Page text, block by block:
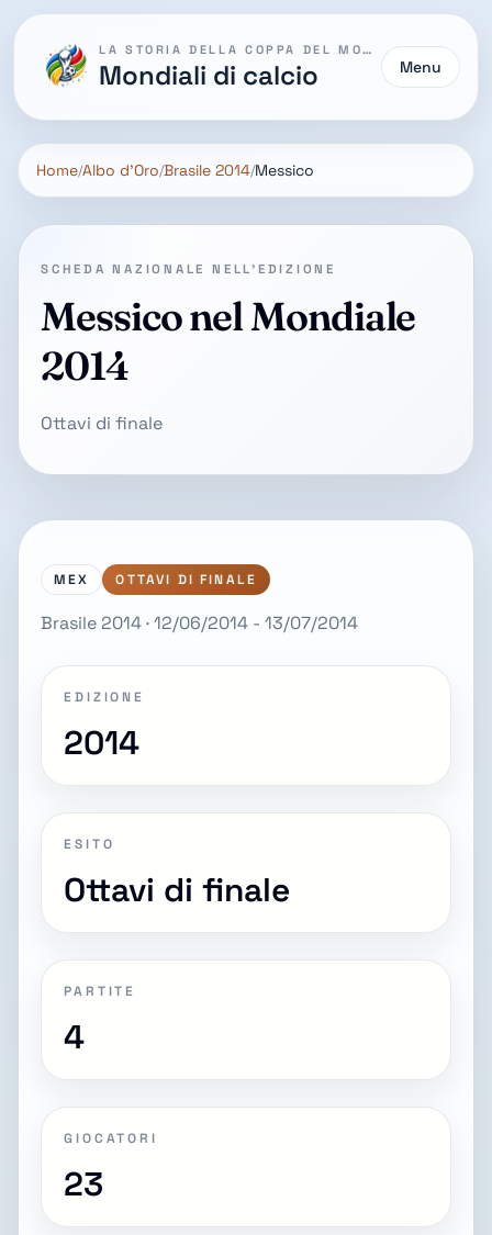
LA STORIA DELLA COPPA DEL MONDO
Mondiali di calcio Menu
Home Albo d'Oro Brasile 2014 Messico
SCHEDA NAZIONALE NELL'EDIZIONE
Messico nel Mondiale
2014
Ottavi di finale
MEX OTTAVI DI FINALE
Brasile 2014 · 12/06/2014 - 13/07/2014
EDIZIONE
2014
ESITO
Ottavi di finale
PARTITE
4
GIOCATORI
23